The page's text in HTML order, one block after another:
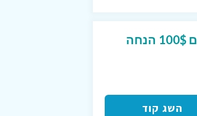
קונים ב-500$ לעלי אקספרס ומקבלים 100$ הנחה
השג קוד